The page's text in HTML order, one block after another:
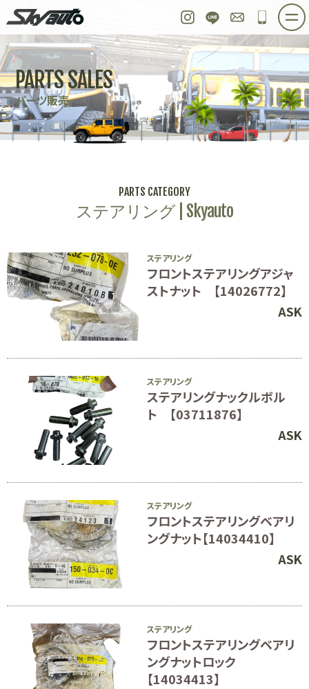
Instagram
LINE お問い合わせ
048-
ホーム 在庫車情報 ご購入プラン
整備作業実例 パーツ販売 買取＆オーダー
店舗紹介 工場紹介 会社概要
スタッフ紹介 求人情報 公式ブログ
PARTS SALES
パーツ販売
PARTS CATEGORY
ステアリング | Skyauto
ステアリング
フロントステアリングアジャ
ストナット 【14026772】
ASK
ステアリング
ステアリングナックルボル
ト 【03711876】
ASK
ステアリング
フロントステアリングベアリ
ングナット【14034410】
ASK
ステアリング
フロントステアリングベアリ
ングナットロック
【14034413】